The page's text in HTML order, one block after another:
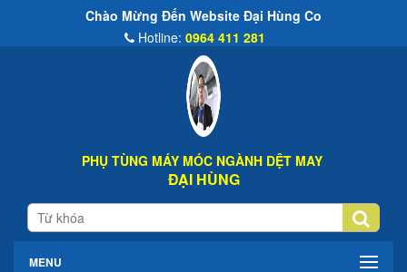
Mừng Đến Website Đại Hùng Co
Hotline: 0964 411 281
PHỤ TÙNG MÁY MÓC NGÀNH DỆT MAY
ĐẠI HÙNG
MENU